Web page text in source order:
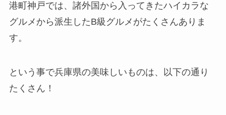
港町神戸では、諸外国から入ってきたハイカラな
グルメから派生したB級グルメがたくさんありま
す。
という事で兵庫県の美味しいものは、以下の通り
たくさん！